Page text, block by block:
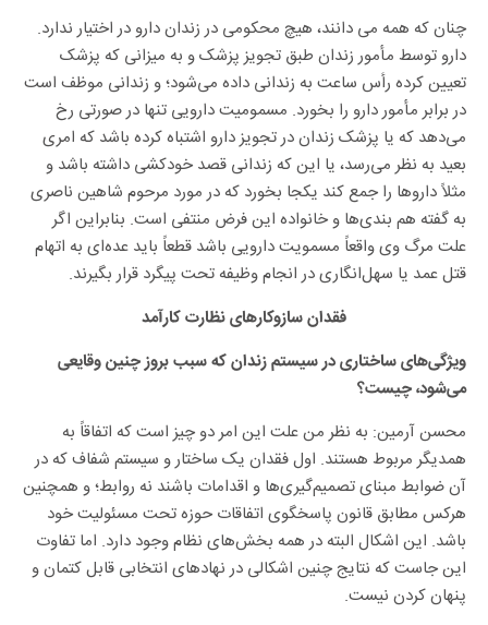
چنان که همه می دانند، هیچ محکومی در زندان دارو در اختیار ندارد.
دارو توسط مأمور زندان طبق تجویز پزشک و به میزانی که پزشک
تعیین کرده رأس ساعت به زندانی داده می‌شود؛ و زندانی موظف است
در برابر مأمور دارو را بخورد. مسمومیت دارویی تنها در صورتی رخ
می‌دهد که یا پزشک زندان در تجویز دارو اشتباه کرده باشد که امری
بعید به نظر می‌رسد، یا این که زندانی قصد خودکشی داشته باشد و
مثلاً داروها را جمع کند یکجا بخورد که در مورد مرحوم شاهین ناصری
به گفته هم بندی‌ها و خانواده این فرض منتفی است. بنابراین اگر
علت مرگ وی واقعاً مسمویت دارویی باشد قطعاً باید عده‌ای به اتهام
قتل عمد یا سهل‌انگاری در انجام وظیفه تحت پیگرد قرار بگیرند.
فقدان سازوکارهای نظارت کارآمد
ویژگی‌های ساختاری در سیستم زندان که سبب بروز چنین وقایعی
می‌شود، چیست؟
محسن آرمین: به نظر من علت این امر دو چیز است که اتفاقاً به
همدیگر مربوط هستند. اول فقدان یک ساختار و سیستم شفاف که در
آن ضوابط مبنای تصمیم‌گیری‌ها و اقدامات باشند نه روابط؛ و همچنین
هرکس مطابق قانون پاسخگوی اتفاقات حوزه تحت مسئولیت خود
باشد. این اشکال البته در همه بخش‌های نظام وجود دارد. اما تفاوت
این جاست که نتایج چنین اشکالی در نهادهای انتخابی قابل کتمان و
پنهان کردن نیست.